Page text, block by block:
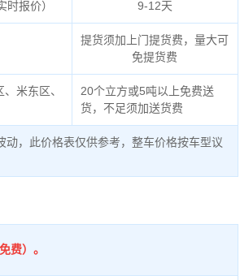
时报价） 9-12天
提货须加上门提货费，量大可
免提货费
米东区、
20个立方或5吨以上免费送
货，不足须加送货费
，此价格表仅供参考，整车价格按车型议
费）。